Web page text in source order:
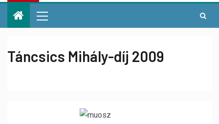
Táncsics Mihály-díj 2009